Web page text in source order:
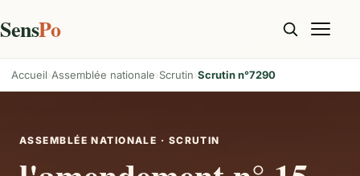
SensPo
Accueil Assemblée nationale Scrutin Scrutin n°7290
ASSEMBLÉE NATIONALE · SCRUTIN